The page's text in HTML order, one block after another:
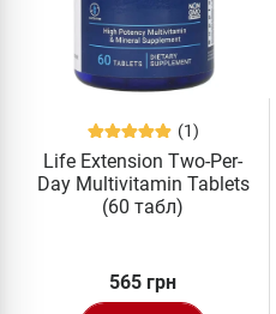
(1)
Life Extension Two-Per-
Day Multivitamin Tablets
(60 табл)
565 грн